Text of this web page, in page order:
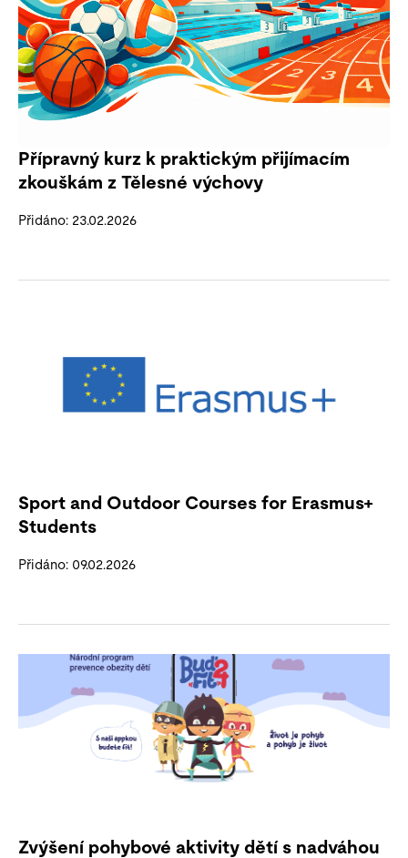
Přípravný kurz k praktickým přijímacím
zkouškám z Tělesné výchovy
Přidáno: 23.02.2026
Sport and Outdoor Courses for Erasmus+
Students
Přidáno: 09.02.2026
Zvýšení pohybové aktivity dětí s nadváhou